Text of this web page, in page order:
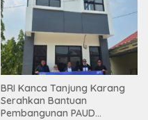
Mesuji
BRI Kanca Tanjung Karang
Serahkan Bantuan
Pembangunan PAUD